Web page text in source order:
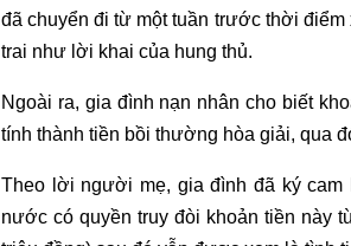
đã chuyển đi từ một tuần trước thời
trai như lời khai của hung thủ.
Ngoài ra, gia đình nạn nhân cho biết
tính thành tiền bồi thường hòa giải, qua
Theo lời người mẹ, gia đình đã ký cam
nước có quyền truy đòi khoản tiền này